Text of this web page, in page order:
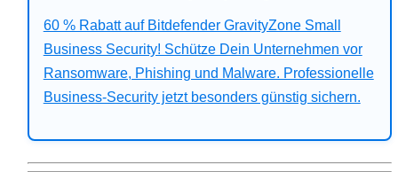
60 % Rabatt auf Bitdefender GravityZone Small
Business Security! Schütze Dein Unternehmen vor
Ransomware, Phishing und Malware. Professionelle
Business-Security jetzt besonders günstig sichern.